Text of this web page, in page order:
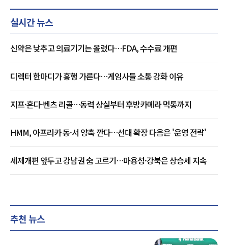
실시간 뉴스
신약은 낮추고 의료기기는 올렸다…FDA, 수수료 개편
디렉터 한마디가 흥행 가른다…게임사들 소통 강화 이유
지프·혼다·벤츠 리콜…동력 상실부터 후방카메라 먹통까지
HMM, 아프리카 동·서 양축 깐다…선대 확장 다음은 '운영 전략'
세제개편 앞두고 강남권 숨 고르기…마용성·강북은 상승세 지속
추천 뉴스